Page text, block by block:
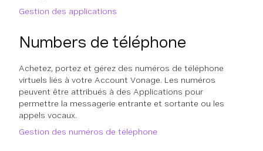
Gestion des applications
Numbers de téléphone
Achetez, portez et gérez des numéros de téléphone
virtuels liés à votre Account Vonage. Les numéros
peuvent être attribués à des Applications pour
permettre la messagerie entrante et sortante ou les
appels vocaux.
Gestion des numéros de téléphone